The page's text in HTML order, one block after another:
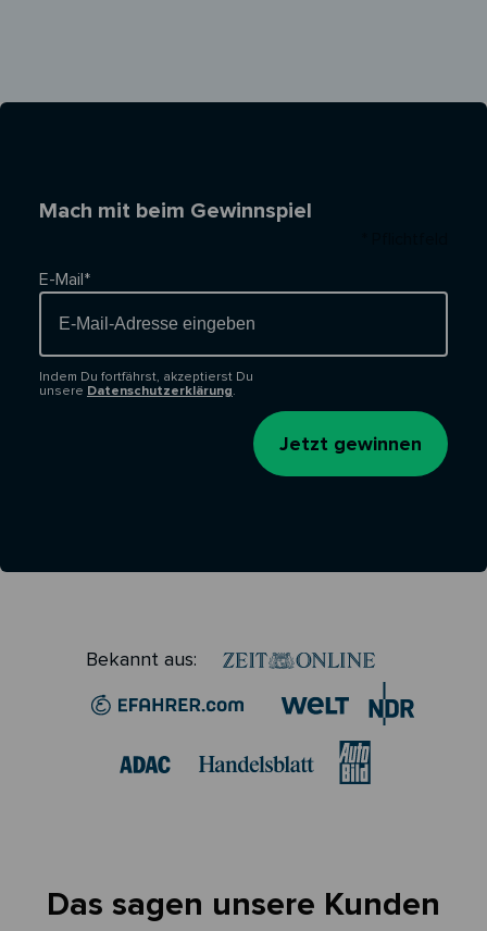
Mach mit beim Gewinnspiel
E-Mail*
Indem Du fortfährst, akzeptierst Du
unsere Datenschutzerklärung.
Jetzt gewinnen
Bekannt aus:
Das sagen unsere Kunden